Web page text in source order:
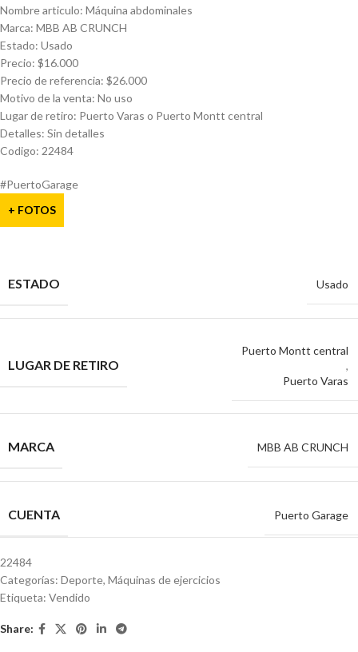
Nombre articulo: Máquina abdominales
Marca: MBB AB CRUNCH
Estado: Usado
Precio: $16.000
Precio de referencia: $26.000
Motivo de la venta: No uso
Lugar de retiro: Puerto Varas o Puerto Montt central
Detalles: Sin detalles
Codigo: 22484
#PuertoGarage
+ FOTOS
ESTADO Usado
LUGAR DE RETIRO
Puerto Montt central
,
Puerto Varas
MARCA MBB AB CRUNCH
CUENTA Puerto Garage
22484
Categorías: Deporte, Máquinas de ejercicios
Etiqueta: Vendido
Share: